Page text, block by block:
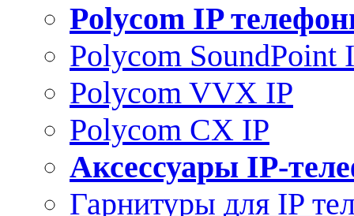
Polycom IP
Polycom SoundPoint
Polycom VVX IP
Polycom CX IP
Аксессуары IP-
Гарнитуры для IP